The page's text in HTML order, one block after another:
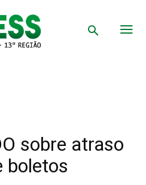
sobre atraso
boletos